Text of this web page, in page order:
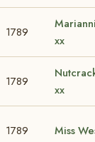
1789
xx
1789
xx
1789 Miss